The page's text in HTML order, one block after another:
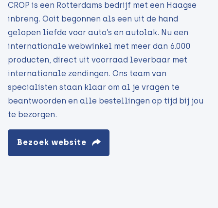
CROP is een Rotterdams bedrijf met een Haagse
inbreng. Ooit begonnen als een uit de hand
gelopen liefde voor auto’s en autolak. Nu een
internationale webwinkel met meer dan 6.000
producten, direct uit voorraad leverbaar met
internationale zendingen. Ons team van
specialisten staan klaar om al je vragen te
beantwoorden en alle bestellingen op tijd bij jou
te bezorgen.
Bezoek website